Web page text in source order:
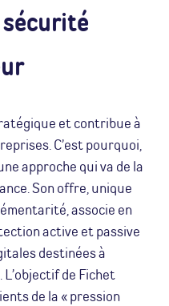
et contribue à
C’est pourquoi,
approche qui va de la
Son offre, unique
associe en
active et passive
destinées à
L’objectif de Fichet
de la « pression